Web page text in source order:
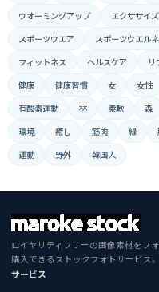
ウオーミングアップ
エクササイズ
スポーツウエア
スポーツウエル
フィットネス
ヘルスケア リ
健康
健康習慣 女 女性
有酸素運動
林 柔軟 森
環境
癒し 筋肉 緑
運動
野外 韓国人
ロイヤリティフリーの画像素材をフ
購入できるストックフォトサービス
サービス